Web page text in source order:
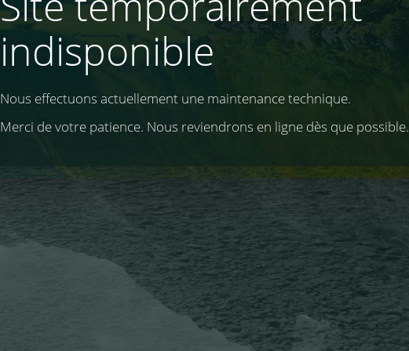
indisponible
Nous effectuons actuellement une maintenance technique.
Merci de votre patience. Nous reviendrons en ligne dès que possible.